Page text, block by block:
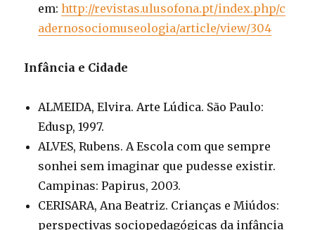
em:http://revistas.ulusofona.pt/index.php/c
adernosociomuseologia/article/view/304
Infância e Cidade
ALMEIDA, Elvira. Arte Lúdica. São Paulo:
Edusp, 1997.
ALVES, Rubens. A Escola com que sempre
sonhei sem imaginar que pudesse existir.
Campinas: Papirus, 2003.
CERISARA, Ana Beatriz. Crianças e Miúdos:
perspectivas sociopedagógicas da infância